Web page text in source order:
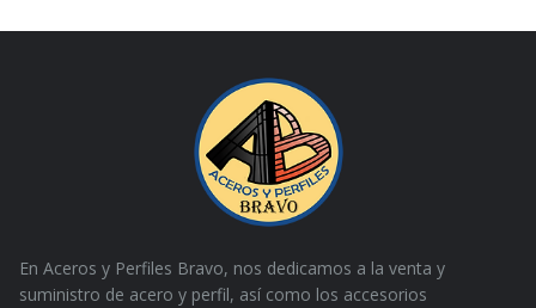
En Aceros y Perfiles Bravo, nos dedicamos a la venta y
suministro de acero y perfil, así como los accesorios